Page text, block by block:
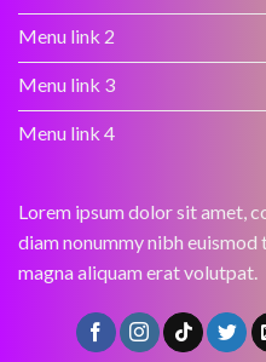
Menu link 2
Menu link 3
Menu link 4
Lorem ipsum dolor sit amet,
diam nonummy nibh
magna aliquam erat volutpat.